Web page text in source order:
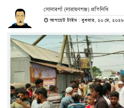
সোনারগাঁ (নারায়ণগঞ্জ) প্রতিনিধি
আপডেট টাইম : বুধবার, ২০ মে, ২০২৬